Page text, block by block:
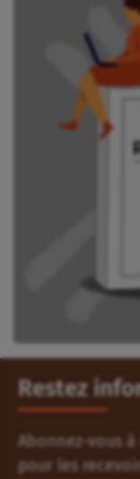
Restez
Abonnez-vous
pour les